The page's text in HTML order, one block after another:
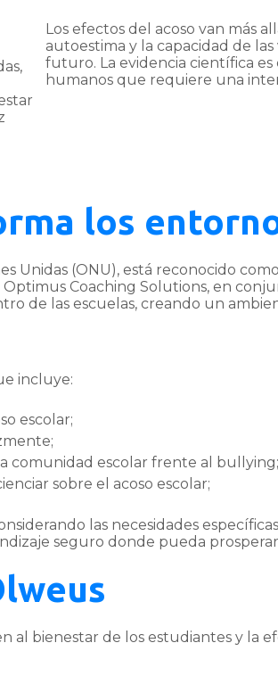
Los efectos del acoso van más
autoestima y la capacidad de las
futuro. La evidencia científica es
humanos que requiere una
los
Unidas (ONU), está reconocido
Coaching Solutions, en
de las escuelas, creando un
incluye:
escolar;
comunidad escolar frente al bullying;
sobre el acoso escolar;
las necesidades
seguro donde pueda
bienestar de los estudiantes y la